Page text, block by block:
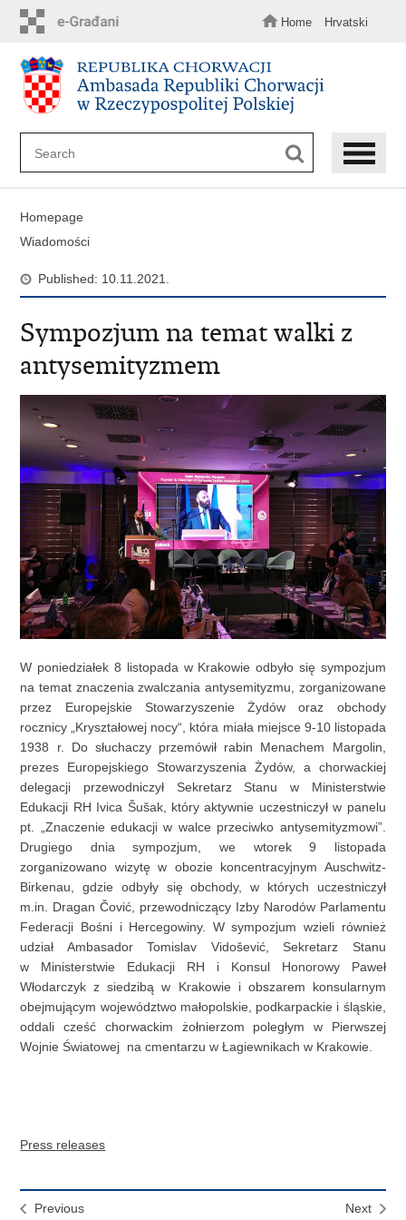
content
Home Hrvatski
Homepage
Wiadomości
Published: 10.11.2021.
Sympozjum na temat walki z
antysemityzmem
W poniedziałek 8 listopada w Krakowie odbyło się sympozjum
na temat znaczenia zwalczania antysemityzmu, zorganizowane
przez Europejskie Stowarzyszenie Żydów oraz obchody
rocznicy „Kryształowej nocy“, która miała miejsce 9-10 listopada
1938 r. Do słuchaczy przemówił rabin Menachem Margolin,
prezes Europejskiego Stowarzyszenia Żydów, a chorwackiej
delegacji przewodniczył Sekretarz Stanu w Ministerstwie
Edukacji RH Ivica Šušak, który aktywnie uczestniczył w panelu
pt. „Znaczenie edukacji w walce przeciwko antysemityzmowi”.
Drugiego dnia sympozjum, we wtorek 9 listopada
zorganizowano wizytę w obozie koncentracyjnym Auschwitz-
Birkenau, gdzie odbyły się obchody, w których uczestniczył
m.in. Dragan Čović, przewodniczący Izby Narodów Parlamentu
Federacji Bośni i Hercegowiny. W sympozjum wzieli również
udział Ambasador Tomislav Vidošević, Sekretarz Stanu
w Ministerstwie Edukacji RH i Konsul Honorowy Paweł
Włodarczyk z siedzibą w Krakowie i obszarem konsularnym
obejmującym województwo małopolskie, podkarpackie i śląskie,
oddali cześć chorwackim żołnierzom poległym w Pierwszej
Wojnie Światowej na cmentarzu w Łagiewnikach w Krakowie.
Press releases
Previous
Next